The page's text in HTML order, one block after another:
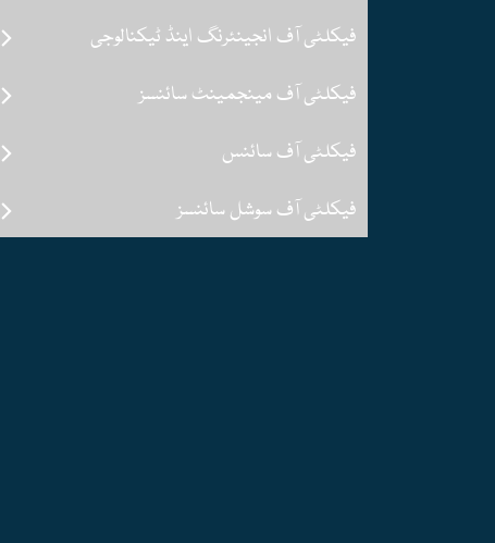
فیکلٹی آف انجینئرنگ اینڈ ٹیکنالوجی
فیکلٹی آف مینجمینٹ سائنسز
فیکلٹی آف سائنس
فیکلٹی آف سوشل سائنسز